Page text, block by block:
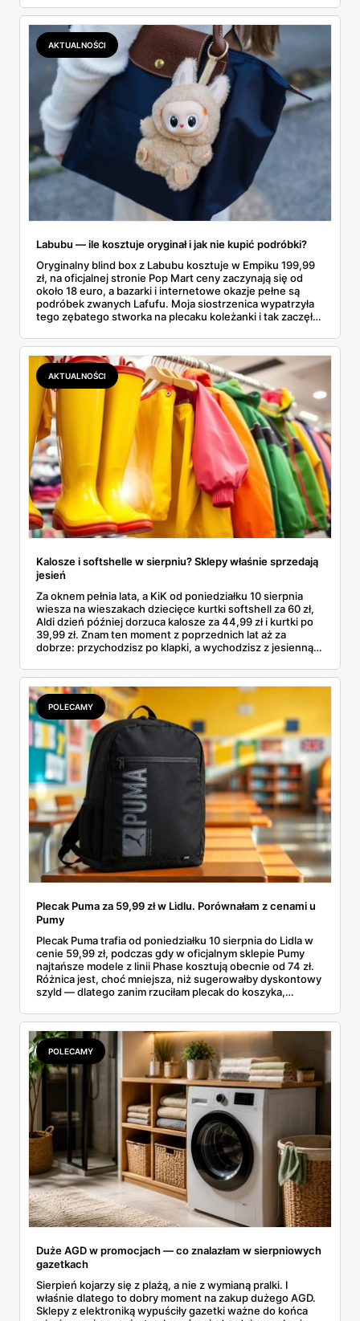
najszybciej rosnący sport w Polsce: kortów przybywa
lawinowo, a chętnych jeszcze szybciej. Sprawdziłam, co
dokładnie dostajemy za te pieniądze i komu taka rakieta
faktycznie wystarczy.
AKTUALNOŚCI
Labubu — ile kosztuje oryginał i jak nie kupić podróbki?
Oryginalny blind box z Labubu kosztuje w Empiku 199,99
zł, na oficjalnej stronie Pop Mart ceny zaczynają się od
około 18 euro, a bazarki i internetowe okazje pełne są
podróbek zwanych Lafufu. Moja siostrzenica wypatrzyła
tego zębatego stworka na plecaku koleżanki i tak zaczęło
kosztuje i po czym poznać, że sprzedawca nie wciska nam
podróbki. Spisałam wszystko, czego się dowiedziałam —
łącznie z jedną wpadką, o której za chwilę.
AKTUALNOŚCI
Kalosze i softshelle w sierpniu? Sklepy właśnie sprzedają
jesień
Za oknem pełnia lata, a KiK od poniedziałku 10 sierpnia
wiesza na wieszakach dziecięce kurtki softshell za 60 zł,
Aldi dzień później dorzuca kalosze za 44,99 zł i kurtki po
39,99 zł. Znam ten moment z poprzednich lat aż za
dobrze: przychodzisz po klapki, a wychodzisz z jesienną
pojawi się w gazetkach w przyszłym tygodniu i czy jest
sens kupować jesień, zanim skończą się wakacje.
POLECAMY
Plecak Puma za 59,99 zł w Lidlu. Porównałam z cenami u
Pumy
Plecak Puma trafia od poniedziałku 10 sierpnia do Lidla w
cenie 59,99 zł, podczas gdy w oficjalnym sklepie Pumy
najtańsze modele z linii Phase kosztują obecnie od 74 zł.
Różnica jest, choć mniejsza, niż sugerowałby dyskontowy
szyld — dlatego zanim rzuciłam plecak do koszyka,
rozpiska: co dokładnie sprzedaje Lidl, ile kosztują
odpowiedniki u producenta i komu ten zakup naprawdę
się opłaci.
POLECAMY
Duże AGD w promocjach — co znalazłam w sierpniowych
gazetkach
Sierpień kojarzy się z plażą, a nie z wymianą pralki. I
właśnie dlatego to dobry moment na zakup dużego AGD.
Sklepy z elektroniką wypuściły gazetki ważne do końca